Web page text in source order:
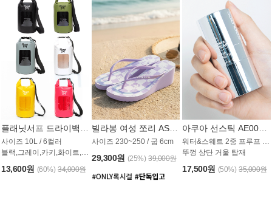
사이즈 10L / 6컬러
블랙,그레이,카키,화이트,옐로우,핑크
13,600원 (60%) 34,000원
사이즈 230~250 / 굽 6cm
29,300원 (25%) 39,000원
워터&스웨트 2중 프루프 / SPF 50+
뚜껑 상단 거울 탑재
17,500원 (50%) 35,000원